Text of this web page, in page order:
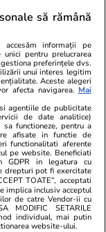
să rămână
accesăm informații pe
pentru prelucrarea
preferințele dvs.
unui interes legitim
Aceste alegeri
afecta navigarea. Mai
agentiile de publicitate
de date analitice)
functioneze, pentru a
afisate in functie de
functionalitati aferente
pe website. Beneficiati
GDPR in legatura cu
drepturi pot fi exercitate
TOATE”, acceptati
implica inclusiv acceptul
de catre Vendor-ii cu
MODIFIC SETARILE
individual, mai putin
website-ului.